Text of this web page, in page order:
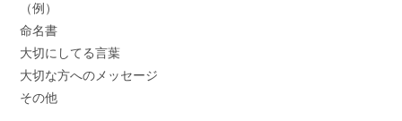
（例）
命名書
大切にしてる言葉
大切な方へのメッセージ
その他